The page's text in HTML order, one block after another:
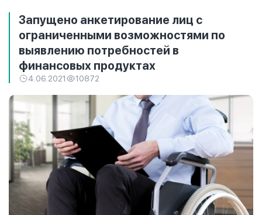
Запущено анкетирование лиц с
ограниченными возможностями по
выявлению потребностей в
финансовых продуктах
4.06.2021 10872